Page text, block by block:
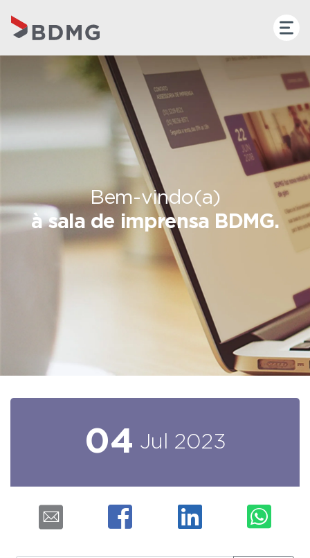
Bem-vindo(a)
à sala de imprensa BDMG.
04 Jul 2023